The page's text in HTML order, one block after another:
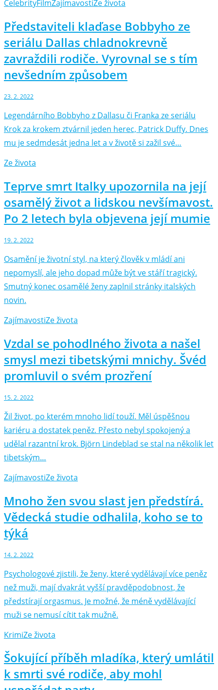
CelebrityFilmZajímavostiZe života
Představiteli klaďase Bobbyho ze
seriálu Dallas chladnokrevně
zavraždili rodiče. Vyrovnal se s tím
nevšedním způsobem
23. 2. 2022
Legendárního Bobbyho z Dallasu či Franka ze seriálu
Krok za krokem ztvárnil jeden herec, Patrick Duffy. Dnes
mu je sedmdesát jedna let a v životě si zažil své…
Ze života
Teprve smrt Italky upozornila na její
osamělý život a lidskou nevšímavost.
Po 2 letech byla objevena její mumie
19. 2. 2022
Osamění je životní styl, na který člověk v mládí ani
nepomyslí, ale jeho dopad může být ve stáří tragický.
Smutný konec osamělé ženy zaplnil stránky italských
novin.
ZajímavostiZe života
Vzdal se pohodlného života a našel
smysl mezi tibetskými mnichy. Švéd
promluvil o svém prozření
15. 2. 2022
Žil život, po kterém mnoho lidí touží. Měl úspěšnou
kariéru a dostatek peněz. Přesto nebyl spokojený a
udělal razantní krok. Björn Lindeblad se stal na několik let
tibetským…
ZajímavostiZe života
Mnoho žen svou slast jen předstírá.
Vědecká studie odhalila, koho se to
týká
14. 2. 2022
Psychologové zjistili, že ženy, které vydělávají více peněz
než muži, mají dvakrát vyšší pravděpodobnost, že
předstírají orgasmus. Je možné, že méně vydělávající
muži se nemusí cítit tak mužně.
KrimiZe života
Šokující příběh mladíka, který umlátil
k smrti své rodiče, aby mohl